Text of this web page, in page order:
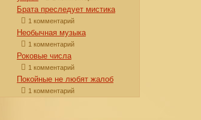
Брата преследует мистика
1 комментарий
Необычная музыка
1 комментарий
Роковые числа
1 комментарий
Покойные не любят жалоб
1 комментарий